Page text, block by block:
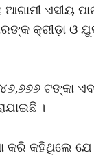
ଏସୀୟ
କ୍ରୀଡ଼ା ଓ
ଟଙ୍କା
।
କରି କହିଥିଲେ ଯେ